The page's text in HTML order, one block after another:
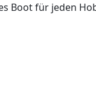
Boot für jeden